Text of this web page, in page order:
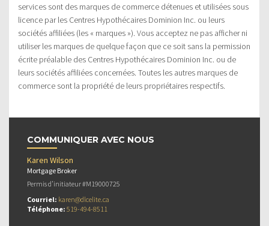
services sont des marques de commerce détenues et utilisées sous
licence par les Centres Hypothécaires Dominion Inc. ou leurs
sociétés affiliées (les « marques »). Vous acceptez ne pas afficher ni
utiliser les marques de quelque façon que ce soit sans la permission
écrite préalable des Centres Hypothécaires Dominion Inc. ou de
leurs sociétés affiliées concernées. Toutes les autres marques de
commerce sont la propriété de leurs propriétaires respectifs.
COMMUNIQUER AVEC NOUS
Karen Wilson
Mortgage Broker
Permis d’initiateur #M19000725
Courriel: karen@dlcelite.ca
Téléphone: 519-494-8511